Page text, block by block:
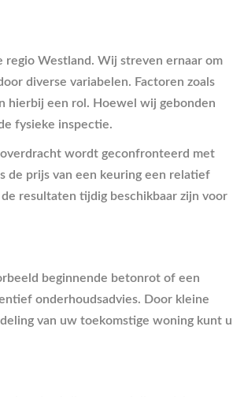
regio Westland. Wij streven ernaar om
diverse variabelen. Factoren zoals
hierbij een rol. Hoewel wij gebonden
fysieke inspectie.
wordt geconfronteerd met
de prijs van een keuring een relatief
resultaten tijdig beschikbaar zijn voor
beginnende betonrot of een
onderhoudsadvies. Door kleine
van uw toekomstige woning kunt u